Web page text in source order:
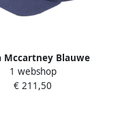
Mccartney Blauwe
Baseballpet
Blue Dames
1 webshop
€ 211,50